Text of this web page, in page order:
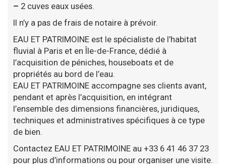
– 2 cuves eaux usées.
Il n’y a pas de frais de notaire à prévoir.
EAU ET PATRIMOINE est le spécialiste de l’habitat
fluvial à Paris et en Île-de-France, dédié à
l’acquisition de péniches, houseboats et de
propriétés au bord de l’eau.
EAU ET PATRIMOINE accompagne ses clients avant,
pendant et après l’acquisition, en intégrant
l’ensemble des dimensions financières, juridiques,
techniques et administratives spécifiques à ce type
de bien.
Contactez EAU ET PATRIMOINE au +33 6 41 46 37 23
pour plus d’informations ou pour organiser une visite.